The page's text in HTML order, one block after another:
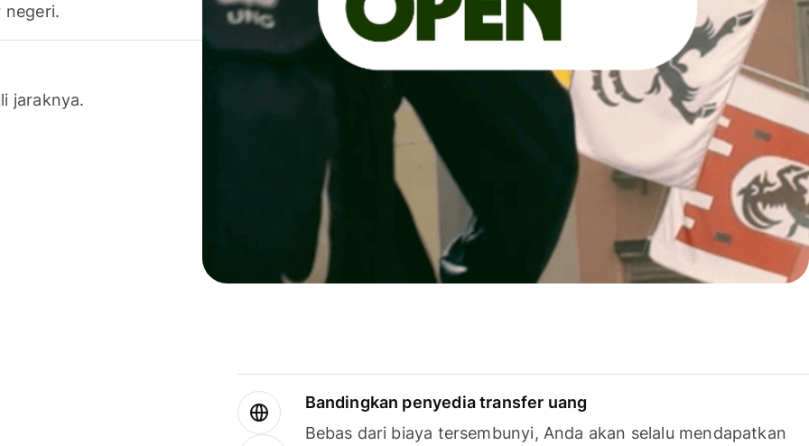
negeri.
jaraknya.
Bandingkan penyedia transfer uang
Bebas dari biaya tersembunyi, Anda akan selalu mendapatkan